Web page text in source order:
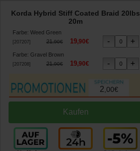
Korda Hybrid Stiff Coated Braid 20lbs
20m
Farbe: Weed Green
207207] 21,90€ 19,90€
Farbe: Gravel Brown
207208 ] 21,90€ 19,90€
2,00€